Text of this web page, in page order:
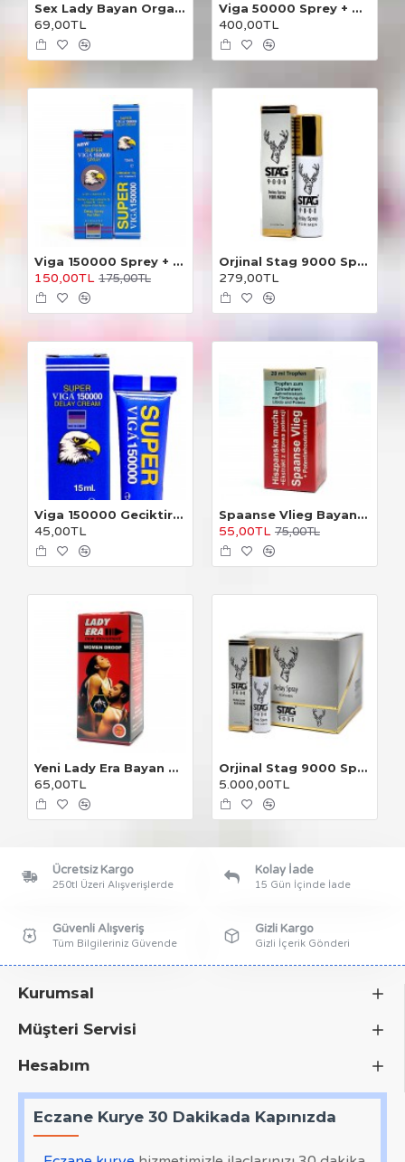
Sex Lady Bayan Orgazm Kremi
69,00TL
Viga 50000 Sprey + Krem 2'li
400,00TL
Viga 150000 Sprey + Krem 2'li
150,00TL 175,00TL
Orjinal Stag 9000 Sprey
279,00TL
Viga 150000 Geciktirici Krem
45,00TL
Spaanse Vlieg Bayan Damla
55,00TL 75,00TL
Yeni Lady Era Bayan Damla
65,00TL
Orjinal Stag 9000 Sprey 25'li Paket
5.000,00TL
Ücretsiz Kargo
250tl Üzeri Alışverişlerde
Kolay İade
15 Gün İçinde İade
Güvenli Alışveriş
Tüm Bilgileriniz Güvende
Gizli Kargo
Gizli İçerik Gönderi
Kurumsal
Müşteri Servisi
Hesabım
Eczane Kurye 30 Dakikada Kapınızda